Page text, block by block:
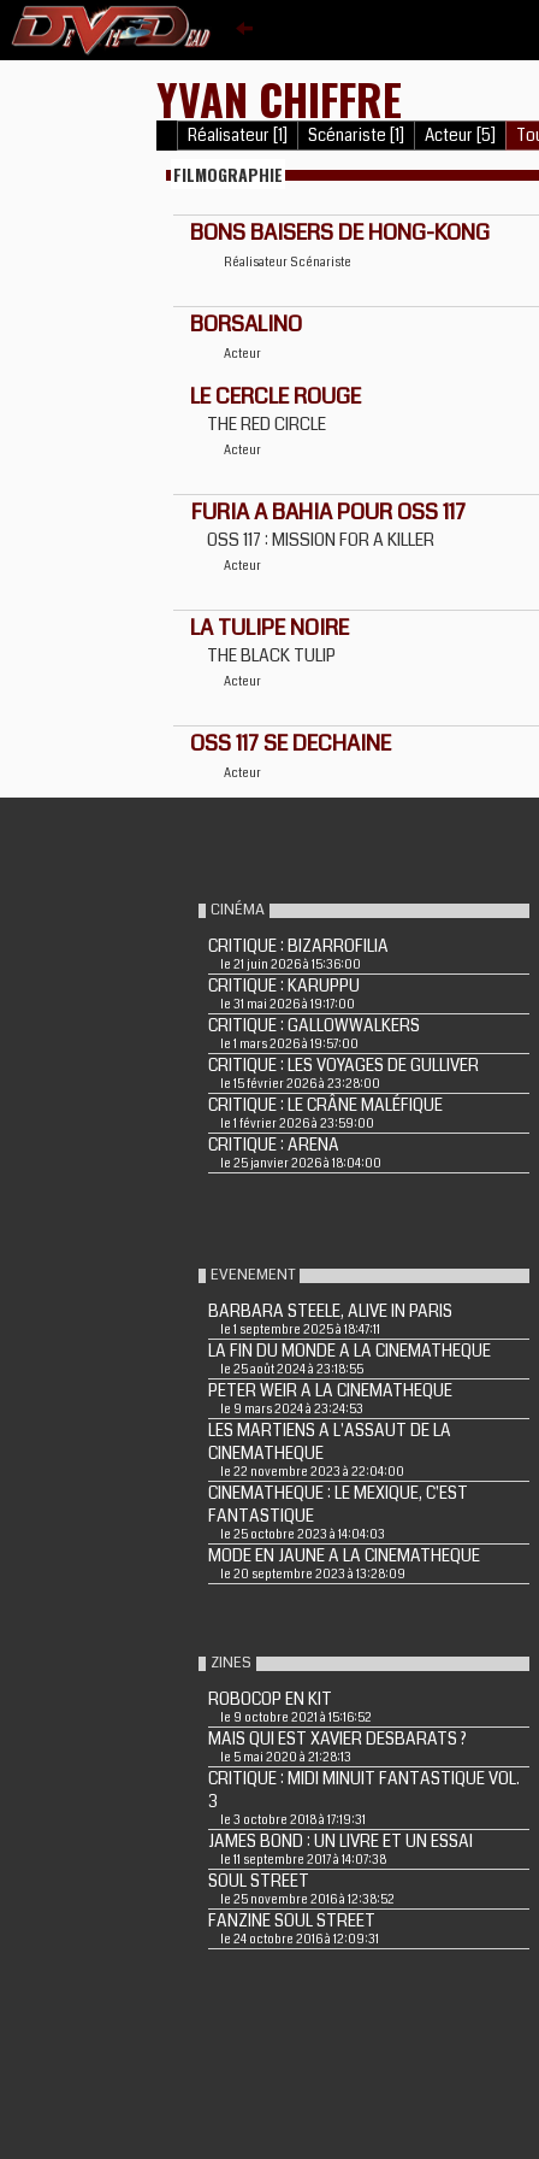
YVAN CHIFFRE
Réalisateur [1] Scénariste [1] Acteur [5]
FILMOGRAPHIE
BONS BAISERS DE HONG-KONG
Réalisateur Scénariste
BORSALINO
Acteur
LE CERCLE ROUGE
THE RED CIRCLE
Acteur
FURIA A BAHIA POUR OSS 117
OSS 117 : MISSION FOR A KILLER
Acteur
LA TULIPE NOIRE
THE BLACK TULIP
Acteur
OSS 117 SE DECHAINE
Acteur
CINÉMA
CRITIQUE : BIZARROFILIA
le 21 juin 2026 à 15:36:00
CRITIQUE : KARUPPU
le 31 mai 2026 à 19:17:00
CRITIQUE : GALLOWWALKERS
le 1 mars 2026 à 19:57:00
CRITIQUE : LES VOYAGES DE GULLIVER
le 15 février 2026 à 23:28:00
CRITIQUE : LE CRÂNE MALÉFIQUE
le 1 février 2026 à 23:59:00
CRITIQUE : ARENA
le 25 janvier 2026 à 18:04:00
EVENEMENT
BARBARA STEELE, ALIVE IN PARIS
le 1 septembre 2025 à 18:47:11
LA FIN DU MONDE A LA CINEMATHEQUE
le 25 août 2024 à 23:18:55
PETER WEIR A LA CINEMATHEQUE
le 9 mars 2024 à 23:24:53
LES MARTIENS A L'ASSAUT DE LA
CINEMATHEQUE
le 22 novembre 2023 à 22:04:00
CINEMATHEQUE : LE MEXIQUE, C'EST
FANTASTIQUE
le 25 octobre 2023 à 14:04:03
MODE EN JAUNE A LA CINEMATHEQUE
le 20 septembre 2023 à 13:28:09
ZINES
ROBOCOP EN KIT
le 9 octobre 2021 à 15:16:52
MAIS QUI EST XAVIER DESBARATS ?
le 5 mai 2020 à 21:28:13
CRITIQUE : MIDI MINUIT FANTASTIQUE VOL.
3
le 3 octobre 2018 à 17:19:31
JAMES BOND : UN LIVRE ET UN ESSAI
le 11 septembre 2017 à 14:07:38
SOUL STREET
le 25 novembre 2016 à 12:38:52
FANZINE SOUL STREET
le 24 octobre 2016 à 12:09:31